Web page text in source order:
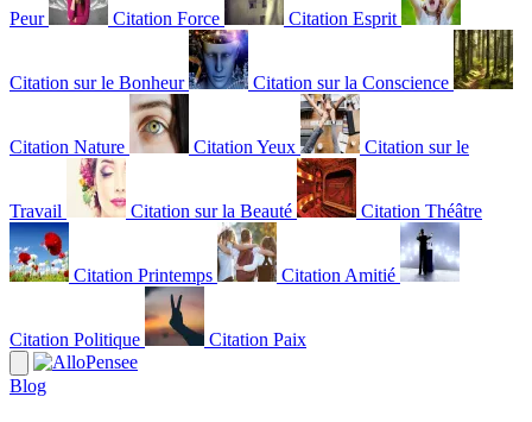
Peur Citation Force Citation Esprit
Citation sur le Bonheur Citation sur la Conscience
Citation Nature Citation Yeux Citation sur le
Travail Citation sur la Beauté Citation Théâtre
Citation Printemps Citation Amitié
Citation Politique Citation Paix
Blog